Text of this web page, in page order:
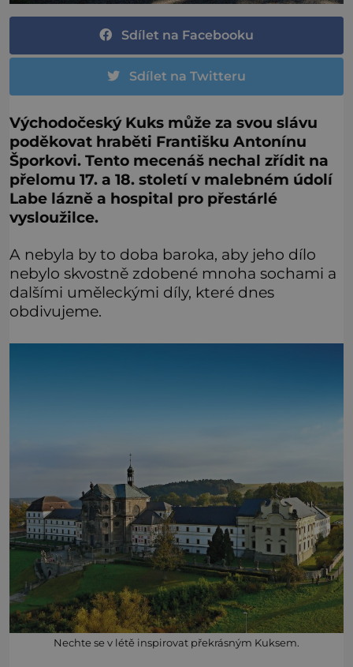
Sdílet na Facebooku
Sdílet na Twitteru
Východočeský Kuks může za svou slávu
poděkovat hraběti Františku Antonínu
Šporkovi. Tento mecenáš nechal zřídit na
přelomu 17. a 18. století v malebném údolí
Labe lázně a hospital pro přestárlé
vysloužilce.
A nebyla by to doba baroka, aby jeho dílo
nebylo skvostně zdobené mnoha sochami a
dalšími uměleckými díly, které dnes
obdivujeme.
Nechte se v létě inspirovat překrásným Kuksem.